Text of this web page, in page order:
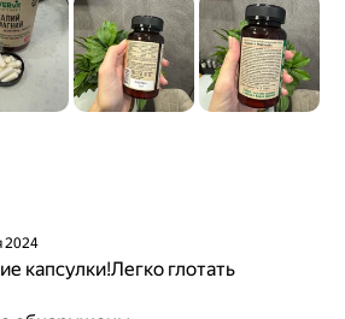
2024
капсулки!Легко глотать